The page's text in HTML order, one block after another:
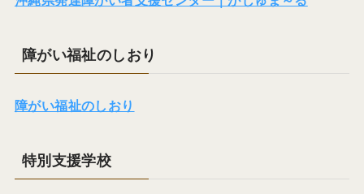
障がい福祉のしおり
障がい福祉のしおり
特別支援学校